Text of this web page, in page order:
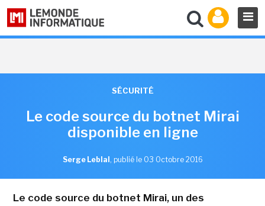
SÉCURITÉ
Le code source du botnet Mirai
disponible en ligne
Serge Leblal , publié le 03 Octobre 2016
Le code source du botnet Mirai, un des